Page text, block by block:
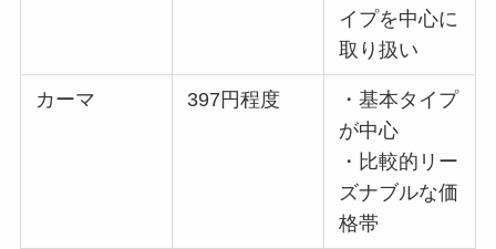
イプを中心に
取り扱い
カーマ 397円程度
・基本タイプ
が中心
・比較的リー
ズナブルな価
格帯